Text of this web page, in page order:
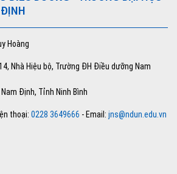
Hoàng
Nhà Hiệu bộ, Trường ĐH Điều dưỡng Nam
Định, Tỉnh Ninh Bình
thoại: 0228 3649666 - Email: jns@ndun.edu.vn